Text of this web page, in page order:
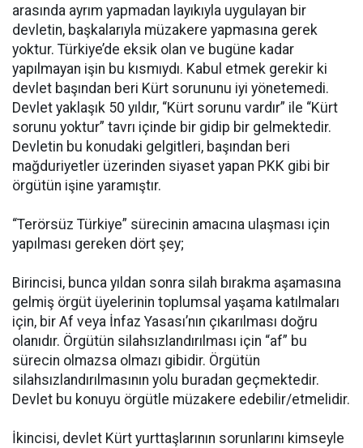
arasında ayrım yapmadan layıkıyla uygulayan bir
devletin, başkalarıyla müzakere yapmasına gerek
yoktur. Türkiye’de eksik olan ve bugüne kadar
yapılmayan işin bu kısmıydı. Kabul etmek gerekir ki
devlet başından beri Kürt sorununu iyi yönetemedi.
Devlet yaklaşık 50 yıldır, “Kürt sorunu vardır” ile “Kürt
sorunu yoktur” tavrı içinde bir gidip bir gelmektedir.
Devletin bu konudaki gelgitleri, başından beri
mağduriyetler üzerinden siyaset yapan PKK gibi bir
örgütün işine yaramıştır.
“Terörsüz Türkiye” sürecinin amacına ulaşması için
yapılması gereken dört şey;
Birincisi, bunca yıldan sonra silah bırakma aşamasına
gelmiş örgüt üyelerinin toplumsal yaşama katılmaları
için, bir Af veya İnfaz Yasası’nın çıkarılması doğru
olanıdır. Örgütün silahsızlandırılması için “af” bu
sürecin olmazsa olmazı gibidir. Örgütün
silahsızlandırılmasının yolu buradan geçmektedir.
Devlet bu konuyu örgütle müzakere edebilir/etmelidir.
İkincisi, devlet Kürt yurttaşlarının sorunlarını kimseyle